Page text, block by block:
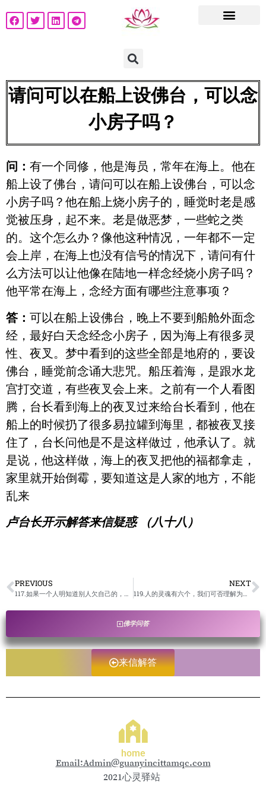
请问可以在船上设佛台，可以念
小房子吗？
问： 有一个同修，他是海员，常年在海上。他在
船上设了佛台，请问可以在船上设佛台，可以念
小房子吗？他在船上烧小房子的，睡觉时老是感
觉被压身，起不来。老是做恶梦，一些蛇之类
的。这个怎么办？像他这种情况，一年都不一定
会上岸，在海上也没有信号的情况下，请问有什
么方法可以让他像在陆地一样念经烧小房子吗？
他平常在海上，念经方面有哪些注意事项？
答： 可以在船上设佛台，晚上不要到船舱外面念
经，最好白天念经念小房子，因为海上有很多灵
性、夜叉。梦中看到的这些全部是地府的，要设
佛台，睡觉前念诵大悲咒。船压着海，是跟水龙
宫打交道，有些夜叉会上来。之前有一个人看图
腾，台长看到海上的夜叉过来给台长看到，他在
船上的时候扔了很多易拉罐到海里，都被夜叉接
住了，台长问他是不是这样做过，他承认了。就
是说，他这样做，海上的夜叉把他的福都拿走，
家里就开始倒霉，要知道这是人家的地方，不能
乱来
卢台长开示解答来信疑惑 （八十八）
PREVIOUS NEXT
佛学问答
来信解答
home
Email:Admin@guanyincittamqc.com
2021心灵驿站